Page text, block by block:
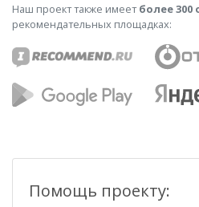
Наш проект также имеетболее 300
рекомендательных площадках:
Помощь проекту: